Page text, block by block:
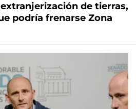
de tierras,
podría frenarse Zona